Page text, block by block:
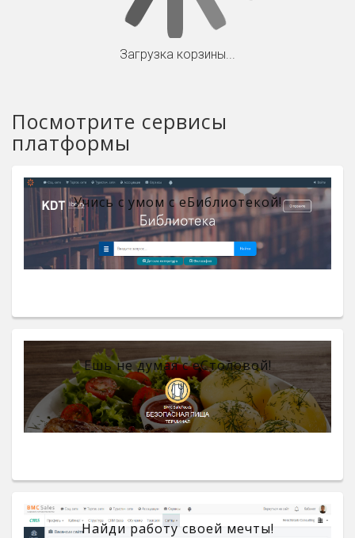
Загрузка корзины...
Посмотрите сервисы
платформы
Учись с умом с eБиблиотекой!
Ешь не думая с eСтоловой!
Найди работу своей мечты!